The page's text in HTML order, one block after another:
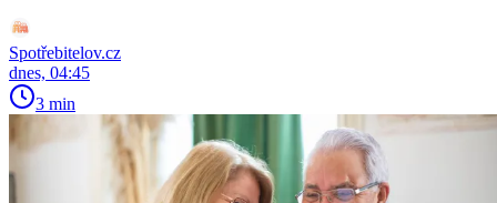
Spotřebitelov.cz
dnes, 04:45
3 min